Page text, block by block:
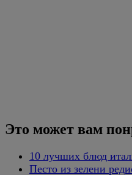
Это может вам
10 лучших блюд
Песто из зелени